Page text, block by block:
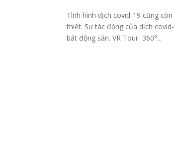
Tình hình dịch covid-19 cũng
thiết. Sự tác động của dịch
bất động sản. VR Tour 360°...